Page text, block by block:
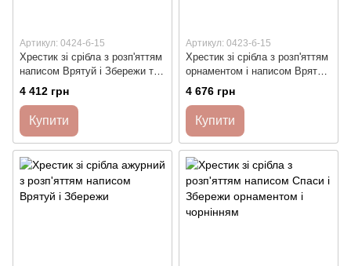
Артикул: 0424-б-15
Хрестик зі срібла з розп'яттям
написом Врятуй і Збережи та
орнаментом
4 412 грн
Купити
Артикул: 0423-б-15
Хрестик зі срібла з розп'яттям
орнаментом і написом Врятуй
і Збережи
4 676 грн
Купити